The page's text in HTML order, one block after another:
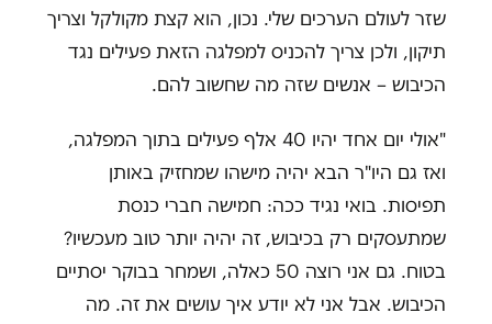
שזר לעולם הערכים שלי. נכון, הוא קצת מקולקל וצריך
תיקון, ולכן צריך להכניס למפלגה הזאת פעילים נגד
הכיבוש – אנשים שזה מה שחשוב להם.
"אולי יום אחד יהיו 40 אלף פעילים בתוך המפלגה,
ואז גם היו"ר הבא יהיה מישהו שמחזיק באותן
תפיסות. בואי נגיד ככה: חמישה חברי כנסת
שמתעסקים רק בכיבוש, זה יהיה יותר טוב מעכשיו?
בטוח. גם אני רוצה 50 כאלה, ושמחר בבוקר יסתיים
הכיבוש. אבל אני לא יודע איך עושים את זה. מה